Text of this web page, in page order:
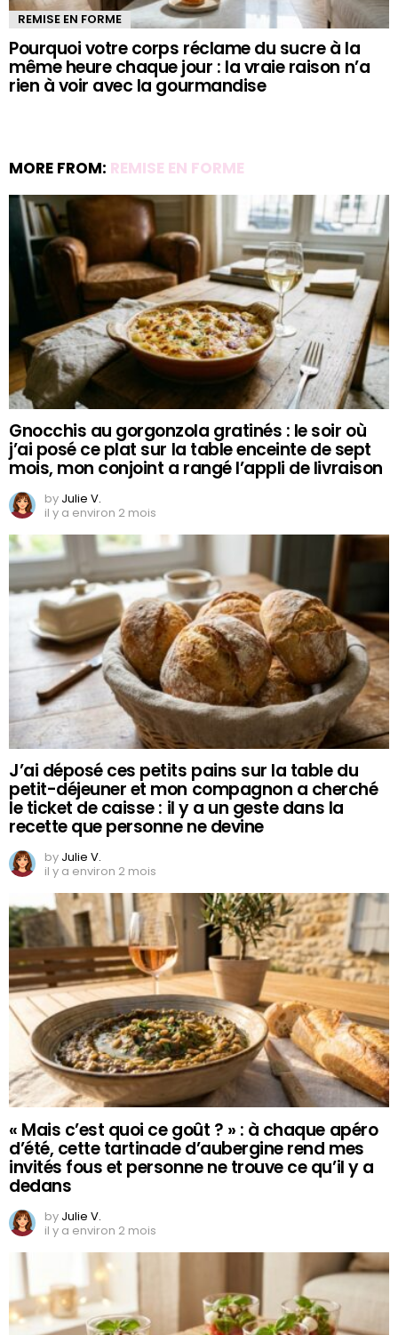
REMISE EN FORME
Pourquoi votre corps réclame du sucre à la
même heure chaque jour : la vraie raison n’a
rien à voir avec la gourmandise
MORE FROM: REMISE EN FORME
Gnocchis au gorgonzola gratinés : le soir où
j’ai posé ce plat sur la table enceinte de sept
mois, mon conjoint a rangé l’appli de livraison
by Julie V.
il y a environ 2 mois
J’ai déposé ces petits pains sur la table du
petit-déjeuner et mon compagnon a cherché
le ticket de caisse : il y a un geste dans la
recette que personne ne devine
by Julie V.
il y a environ 2 mois
« Mais c’est quoi ce goût ? » : à chaque apéro
d’été, cette tartinade d’aubergine rend mes
invités fous et personne ne trouve ce qu’il y a
dedans
by Julie V.
il y a environ 2 mois